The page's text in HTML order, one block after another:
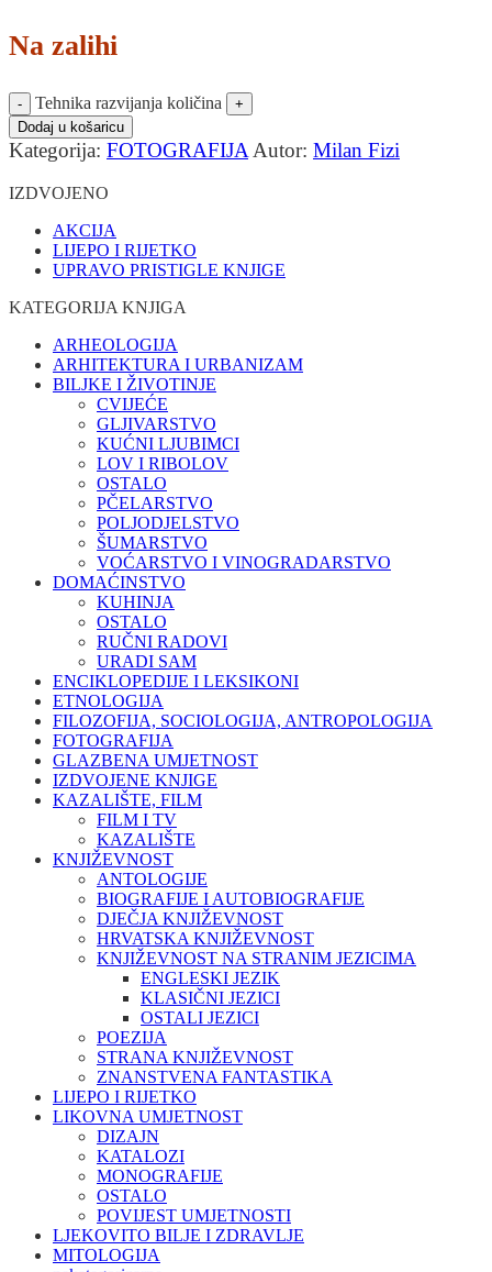
Na zalihi
Tehnika razvijanja količina
Dodaj u košaricu
Kategorija: FOTOGRAFIJA Autor: Milan Fizi
IZDVOJENO
AKCIJA
LIJEPO I RIJETKO
UPRAVO PRISTIGLE KNJIGE
KATEGORIJA KNJIGA
ARHEOLOGIJA
ARHITEKTURA I URBANIZAM
BILJKE I ŽIVOTINJE
CVIJEĆE
GLJIVARSTVO
KUĆNI LJUBIMCI
LOV I RIBOLOV
OSTALO
PČELARSTVO
POLJODJELSTVO
ŠUMARSTVO
VOĆARSTVO I VINOGRADARSTVO
DOMAĆINSTVO
KUHINJA
OSTALO
RUČNI RADOVI
URADI SAM
ENCIKLOPEDIJE I LEKSIKONI
ETNOLOGIJA
FILOZOFIJA, SOCIOLOGIJA, ANTROPOLOGIJA
FOTOGRAFIJA
GLAZBENA UMJETNOST
IZDVOJENE KNJIGE
KAZALIŠTE, FILM
FILM I TV
KAZALIŠTE
KNJIŽEVNOST
ANTOLOGIJE
BIOGRAFIJE I AUTOBIOGRAFIJE
DJEČJA KNJIŽEVNOST
HRVATSKA KNJIŽEVNOST
KNJIŽEVNOST NA STRANIM JEZICIMA
ENGLESKI JEZIK
KLASIČNI JEZICI
OSTALI JEZICI
POEZIJA
STRANA KNJIŽEVNOST
ZNANSTVENA FANTASTIKA
LIJEPO I RIJETKO
LIKOVNA UMJETNOST
DIZAJN
KATALOZI
MONOGRAFIJE
OSTALO
POVIJEST UMJETNOSTI
LJEKOVITO BILJE I ZDRAVLJE
MITOLOGIJA